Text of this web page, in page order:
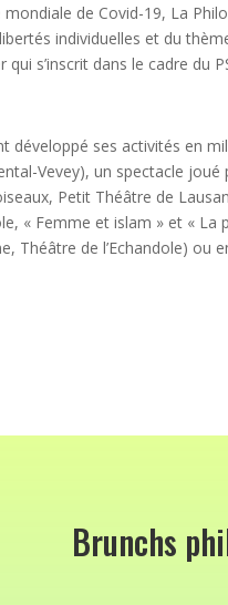
de Covid-19, La
individuelles et du
s’inscrit dans le cadre
développé ses activités en
Vevey), un spectacle
Petit Théâtre de
« Femme et islam » et «
Théâtre de l’Echandole) ou
Brunchs